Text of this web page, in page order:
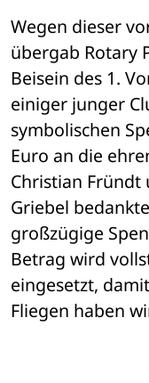
Wegen dieser
übergab Rotary
Beisein des 1.
einiger junger
symbolischen
Euro an die
Christian Fründt
Griebel
großzügige
Betrag wird
eingesetzt,
Fliegen haben